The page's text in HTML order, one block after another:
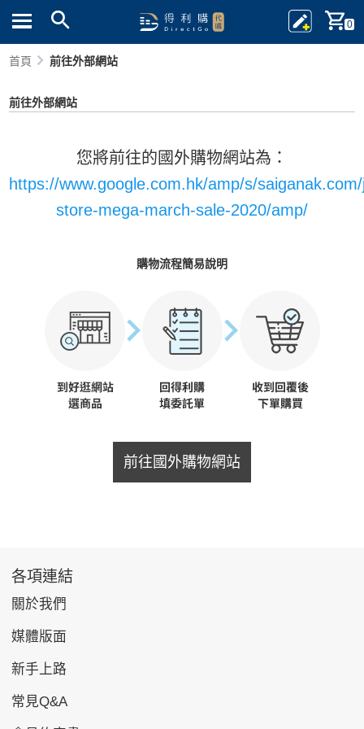
0
首頁 前往外部網站
前往外部網站
您將前往的國外購物網站為：
https://www.google.com.hk/amp/s/
store-mega-march-sale-2020/amp/
購物流程簡易說明
前往國外購物網站
各項連結
關於我們
媒體版面
新手上路
常見Q&A